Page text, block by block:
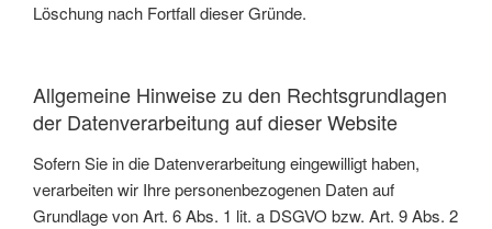
Löschung nach Fortfall dieser Gründe.
Allgemeine Hinweise zu den Rechtsgrundlagen
der Datenverarbeitung auf dieser Website
Sofern Sie in die Datenverarbeitung eingewilligt haben,
verarbeiten wir Ihre personenbezogenen Daten auf
Grundlage von Art. 6 Abs. 1 lit. a DSGVO bzw. Art. 9 Abs. 2